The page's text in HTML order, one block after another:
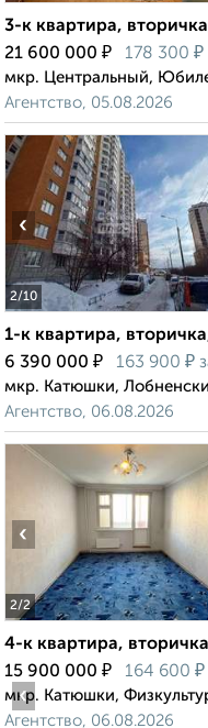
3-к квартира,
21 600 000 ₽ 178 300 ₽
мкр. Центральный,
Агентство, 05.08.2026
2/10
‹
1-к квартира,
6 390 000 ₽ 163 900 ₽
мкр. Катюшки,
Агентство, 06.08.2026
2/2
‹
4-к квартира,
15 900 000 ₽ 164 600 ₽
мкр. Катюшки,
Агентство, 06.08.2026
‹